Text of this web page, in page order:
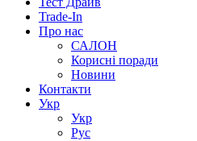
Trade-In
Про нас
САЛОН
Корисні поради
Новини
Контакти
Укр
Укр
Руc